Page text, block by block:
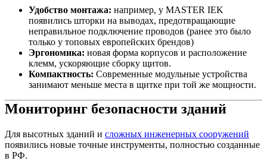
Удобство монтажа: например, у MASTER IEK
появились шторки на выводах, предотвращающие
неправильное подключение проводов (ранее это было
только у топовых европейских брендов)
Эргономика: новая форма корпусов и расположение
клемм, ускоряющие сборку щитов.
Компактность: Современные модульные устройства
занимают меньше места в щитке при той же мощности.
Мониторинг безопасности зданий
Для высотных зданий и сложных инженерных сооружений
появились новые точные инструменты, полностью созданные
в РФ.